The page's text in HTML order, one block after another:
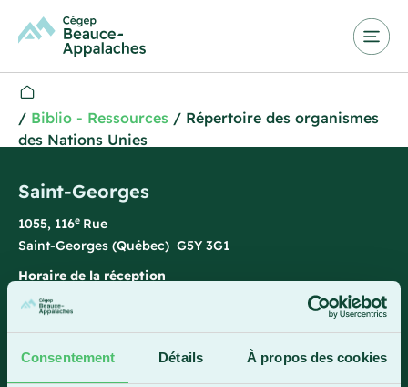
Consentement Détails À propos des cookies
/ Biblio - Ressources / Répertoire des organismes
des Nations Unies
Saint-Georges
1055, 116e Rue
Saint-Georges (Québec) G5Y 3G1
Horaire de la réception
Lundi-vendredi : 7 h 45 à 15 h 45
1 800 893-5111